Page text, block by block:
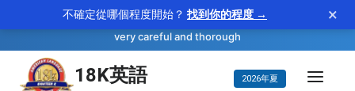
不確定從哪個程度開始？ 找到你的程度 → ×
WORD OF THE DAYscrupulous adjective
very careful and thorough
18K英語 2026年夏